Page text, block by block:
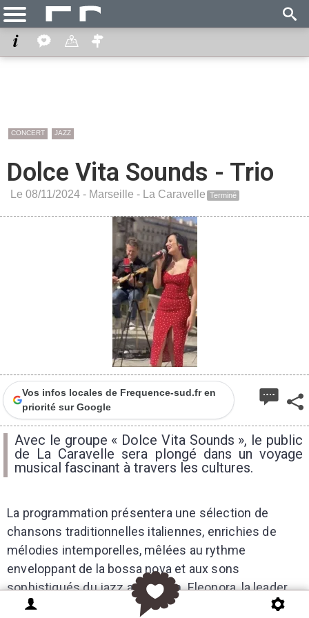
CONCERT JAZZ
Dolce Vita Sounds - Trio
Le 08/11/2024 - Marseille - La Caravelle Terminé
Vos infos locales de Frequence-sud.fr en
priorité sur Google
Avec le groupe « Dolce Vita Sounds », le public
de La Caravelle sera plongé dans un voyage
musical fascinant à travers les cultures.
La programmation présentera une sélection de
chansons traditionnelles italiennes, enrichies de
mélodies intemporelles, mêlées au rythme
enveloppant de la bossa nova et aux sons
sophistiqués du jazz américain. Eleonora, la leader
du groupe, a enchanté les spectateurs des